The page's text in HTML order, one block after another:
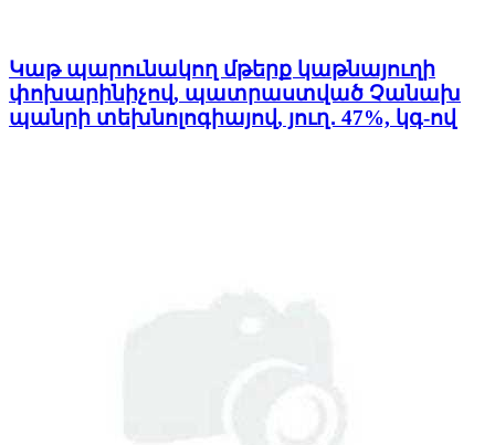
Կաթ պարունակող մթերք կաթնայուղի
փոխարինիչով, պատրաստված Չանախ
պանրի տեխնոլոգիայով, յուղ․ 47%, կգ-ով